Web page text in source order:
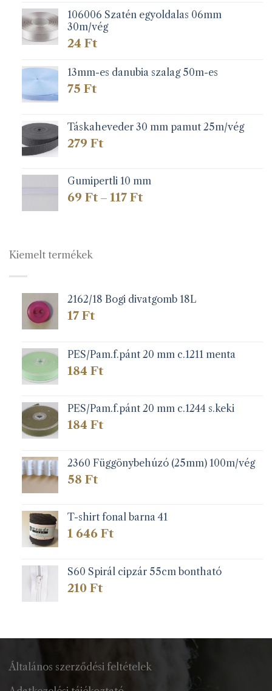
106006 Szatén egyoldalas 06mm
30m/vég
24 Ft
13mm-es danubia szalag 50m-es
75 Ft
Táskaheveder 30 mm pamut 25m/vég
279 Ft
Gumipertli 10 mm
69 Ft – 117 FtÁrtartomány:
Kiemelt termékek
2162/18 Bogi divatgomb 18L
17 Ft
PES/Pam.f.pánt 20 mm c.1211 menta
184 Ft
PES/Pam.f.pánt 20 mm c.1244 s.keki
184 Ft
2360 Függönybehúzó (25mm) 100m/vég
58 Ft
T-shirt fonal barna 41
1 646 Ft
S60 Spirál cipzár 55cm bontható
210 Ft
Általános szerződési feltételek